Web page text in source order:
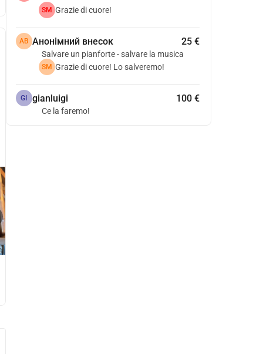
SM Grazie di cuore!
АВ Анонімний внесок 25 €
Salvare un pianforte - salvare la musica
SM Grazie di cuore! Lo salveremo!
GI gianluigi 100 €
Ce la faremo!